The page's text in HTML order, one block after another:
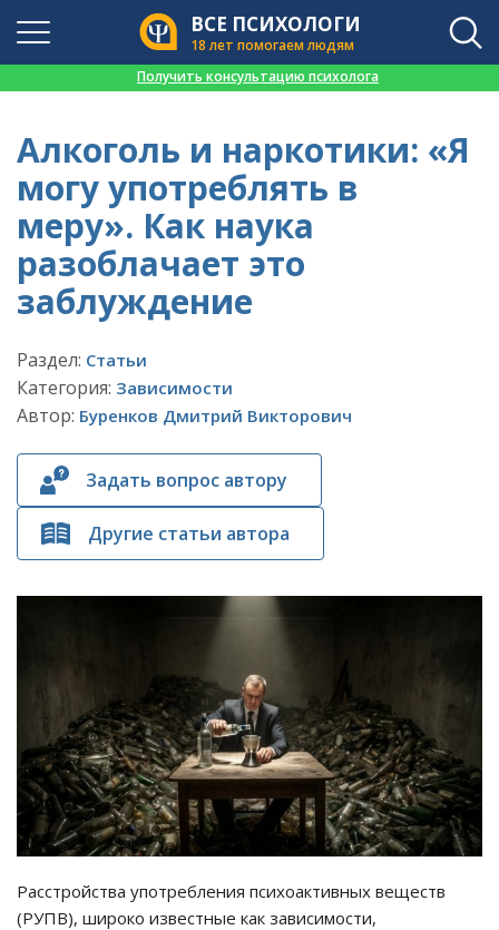
ВСЕ ПСИХОЛОГИ
18 лет помогаем людям
Получить консультацию психолога
Алкоголь и наркотики: «Я
могу употреблять в
меру». Как наука
разоблачает это
заблуждение
Раздел: Статьи
Категория: Зависимости
Автор: Буренков Дмитрий Викторович
Задать вопрос автору
Другие статьи автора
Расстройства употребления психоактивных веществ
(РУПВ), широко известные как зависимости,